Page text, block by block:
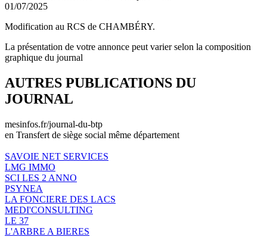
01/07/2025
Modification au RCS de CHAMBÉRY.
La présentation de votre annonce peut varier selon la composition
graphique du journal
AUTRES PUBLICATIONS DU
JOURNAL
mesinfos.fr/journal-du-btp
en Transfert de siège social même département
SAVOIE NET SERVICES
LMG IMMO
SCI LES 2 ANNO
PSYNEA
LA FONCIERE DES LACS
MEDI'CONSULTING
LE 37
L'ARBRE A BIERES